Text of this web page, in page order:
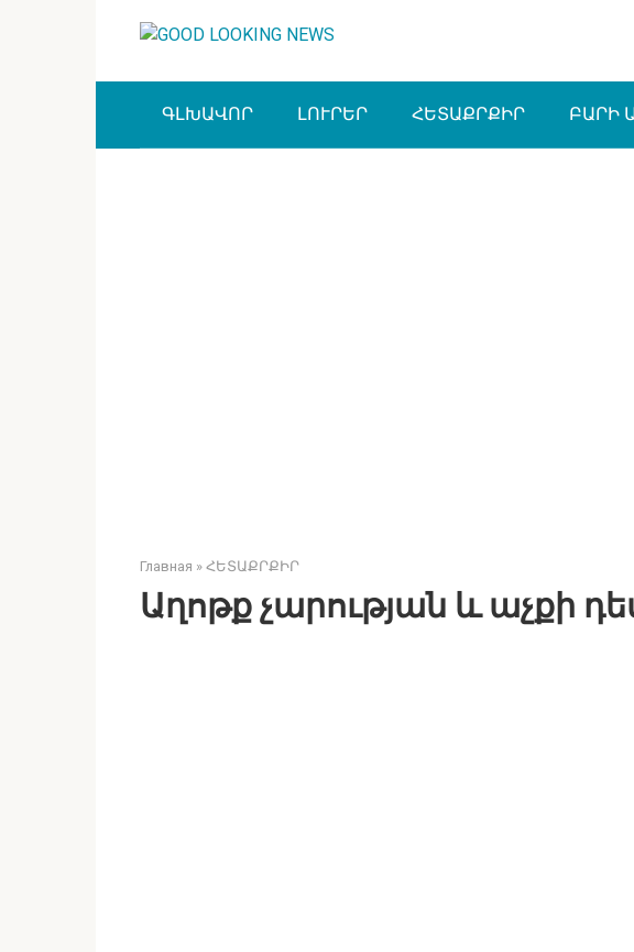
ԳԼԽԱՎՈՐ ԼՈՒՐԵՐ ՀԵՏԱՔՐՔԻՐ ԲԱՐԻ
Главная » ՀԵՏԱՔՐՔԻՐ
Աղոթք չարության և աչքի